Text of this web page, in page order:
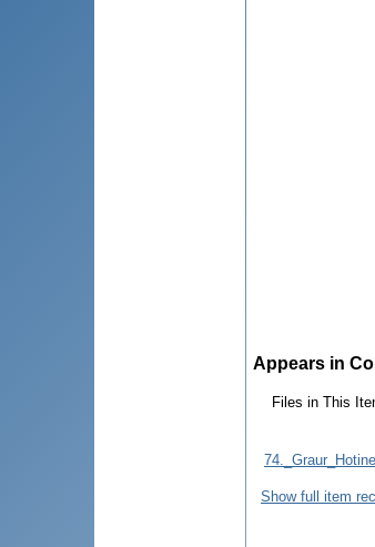
Appears in
Files in This
Show full item